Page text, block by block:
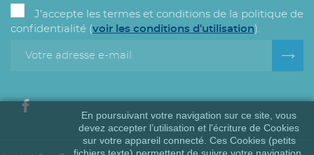
En poursuivant votre navigation sur ce site, vous
devez accepter l’utilisation et l'écriture de Cookies
sur votre appareil connecté. Ces Cookies (petits
J'accepte les termes et conditions de la politique de
confidentialité (voir les conditions d'utilisation).